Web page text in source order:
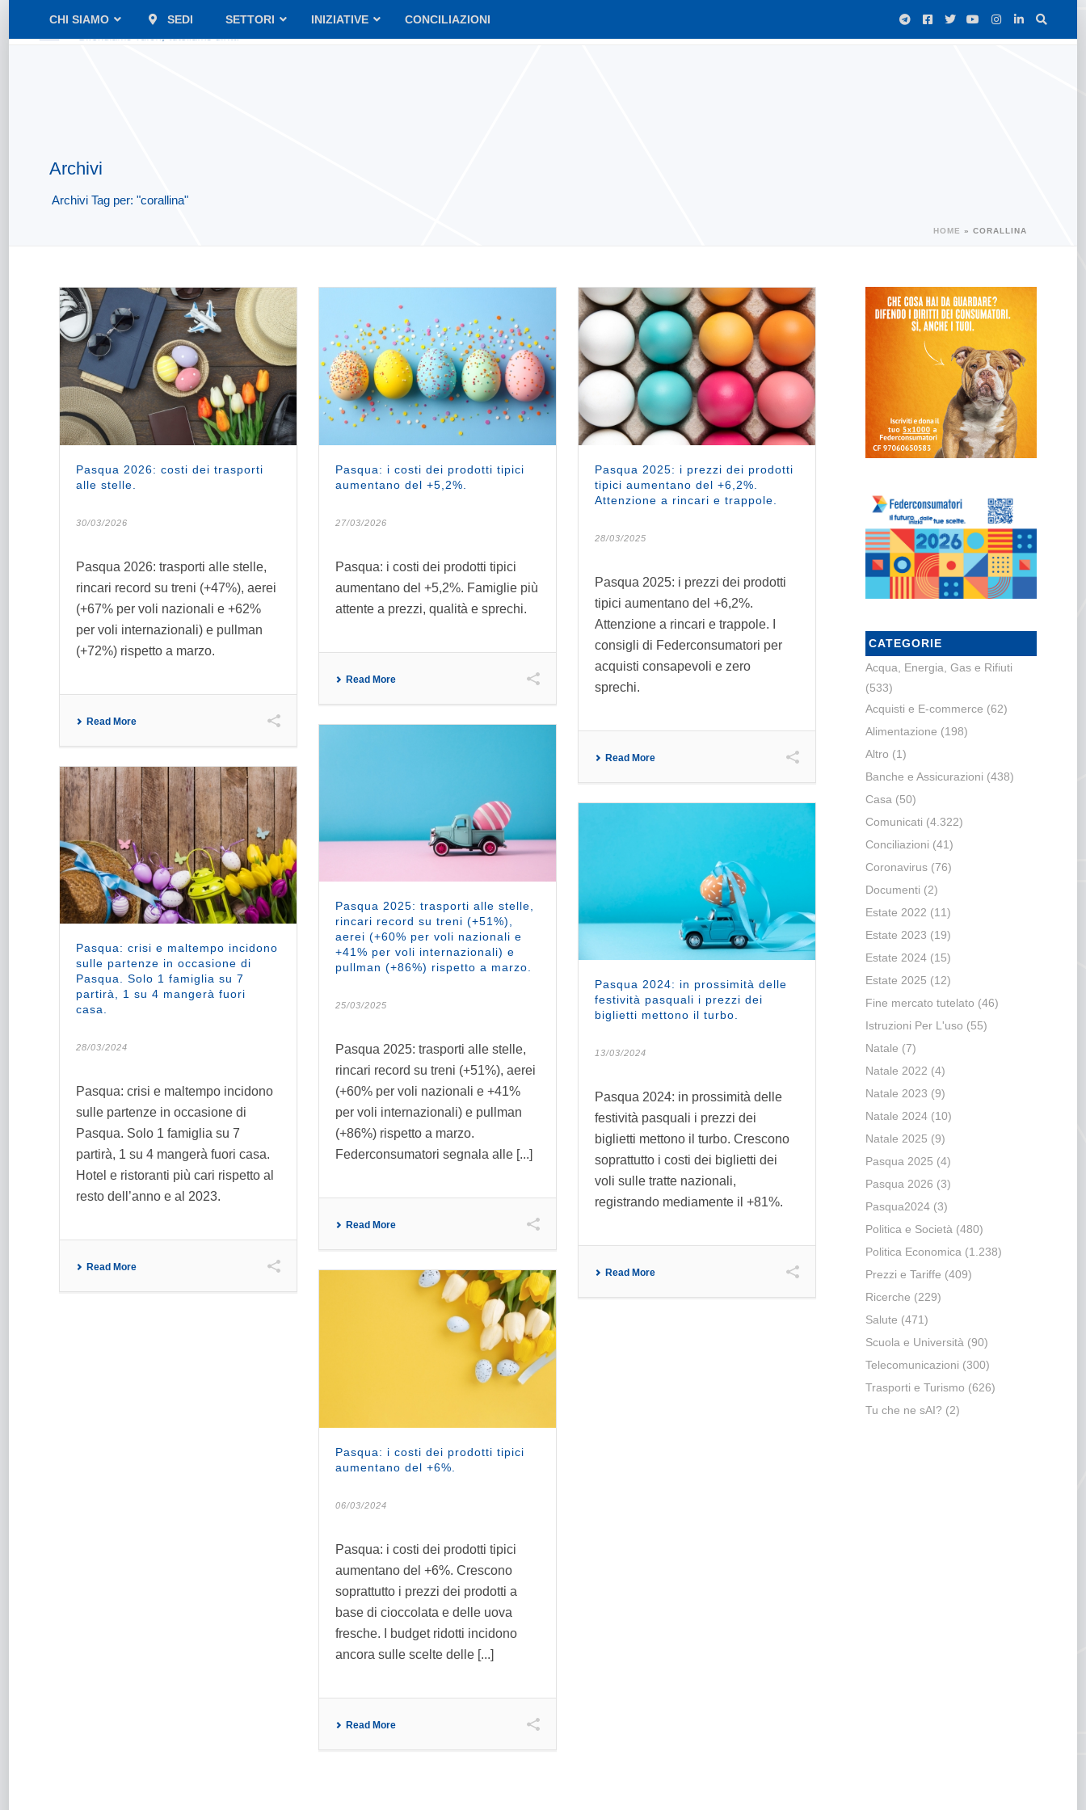
CHI SIAMO SEDI SETTORI INIZIATIVE CONCILIAZIONI
Archivi
Archivi Tag per: "corallina"
HOME » CORALLINA
Pasqua 2026: costi dei trasporti
alle stelle.
30/03/2026
Pasqua 2026: trasporti alle stelle,
rincari record su treni (+47%), aerei
(+67% per voli nazionali e +62%
per voli internazionali) e pullman
(+72%) rispetto a marzo.
Read More
Pasqua: i costi dei prodotti tipici
aumentano del +5,2%.
27/03/2026
Pasqua: i costi dei prodotti tipici
aumentano del +5,2%. Famiglie più
attente a prezzi, qualità e sprechi.
Read More
Pasqua 2025: i prezzi dei prodotti
tipici aumentano del +6,2%.
Attenzione a rincari e trappole.
28/03/2025
Pasqua 2025: i prezzi dei prodotti
tipici aumentano del +6,2%.
Attenzione a rincari e trappole. I
consigli di Federconsumatori per
acquisti consapevoli e zero
sprechi.
Read More
Pasqua 2025: trasporti alle stelle,
rincari record su treni (+51%),
aerei (+60% per voli nazionali e
+41% per voli internazionali) e
pullman (+86%) rispetto a marzo.
25/03/2025
Pasqua 2025: trasporti alle stelle,
rincari record su treni (+51%), aerei
(+60% per voli nazionali e +41%
per voli internazionali) e pullman
(+86%) rispetto a marzo.
Federconsumatori segnala alle [...]
Read More
Pasqua: crisi e maltempo incidono
sulle partenze in occasione di
Pasqua. Solo 1 famiglia su 7
partirà, 1 su 4 mangerà fuori
casa.
28/03/2024
Pasqua: crisi e maltempo incidono
sulle partenze in occasione di
Pasqua. Solo 1 famiglia su 7
partirà, 1 su 4 mangerà fuori casa.
Hotel e ristoranti più cari rispetto al
resto dell’anno e al 2023.
Read More
Pasqua 2024: in prossimità delle
festività pasquali i prezzi dei
biglietti mettono il turbo.
13/03/2024
Pasqua 2024: in prossimità delle
festività pasquali i prezzi dei
biglietti mettono il turbo. Crescono
soprattutto i costi dei biglietti dei
voli sulle tratte nazionali,
registrando mediamente il +81%.
Read More
Pasqua: i costi dei prodotti tipici
aumentano del +6%.
06/03/2024
Pasqua: i costi dei prodotti tipici
aumentano del +6%. Crescono
soprattutto i prezzi dei prodotti a
base di cioccolata e delle uova
fresche. I budget ridotti incidono
ancora sulle scelte delle [...]
Read More
CATEGORIE
Acqua, Energia, Gas e Rifiuti
(533)
Acquisti e E-commerce (62)
Alimentazione (198)
Altro (1)
Banche e Assicurazioni (438)
Casa (50)
Comunicati (4.322)
Conciliazioni (41)
Coronavirus(76)
Documenti (2)
Estate 2022 (11)
Estate 2023 (19)
Estate 2024(15)
Estate 2025 (12)
Fine mercato tutelato (46)
Istruzioni Per L'uso (55)
Natale (7)
Natale 2022 (4)
Natale 2023 (9)
Natale 2024(10)
Natale 2025 (9)
Pasqua 2025 (4)
Pasqua 2026 (3)
Pasqua2024(3)
Politica e Società (480)
Politica Economica (1.238)
Prezzi e Tariffe (409)
Ricerche (229)
Salute (471)
Scuola e Università (90)
Telecomunicazioni (300)
Trasporti e Turismo (626)
Tu che ne sAI? (2)